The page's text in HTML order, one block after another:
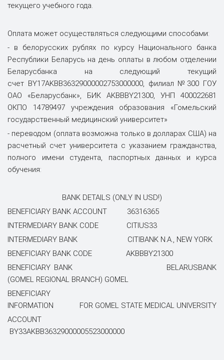
текущего учебного года.
Оплата может осуществляться следующими способами:
- в белорусских рублях по курсу Национального банка
Республики Беларусь на день оплаты в любом отделении
Беларусбанка на следующий текущий
счет BY17AKBB36329000002753000000, филиал №300 ГОУ
ОАО «Беларусбанк», БИК AKBBBY21300, УНП 400022681
ОКПО 14789497 учреждения образования «Гомельский
государственный медицинский университет»
- переводом (оплата возможна только в долларах США) на
расчетный счет университета с указанием гражданства,
полного имени студента, паспортных данных и курса
обучения:
BANK DETAILS (ONLY IN USD!)
BENEFICIARY BANK ACCOUNT 36316365
INTERMEDIARY BANK CODE CITIUS33
INTERMEDIARY BANK CITIBANK N.A., NEW YORK
BENEFICIARY BANK CODE AKBBBY21300
BENEFICIARY BANK BELARUSBANK
(GOMEL REGIONAL BRANCH) GOMEL
BENEFICIARY
INFORMATION FOR GOMEL STATE MEDICAL UNIVERSITY
ACCOUNT
BY33AKBB36329000005523000000